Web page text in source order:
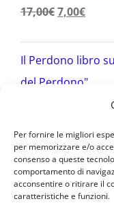
Per fornire le migliori
per memorizzare e/o
consenso a queste
comportamento di
acconsentire o ritirare il
caratteristiche e funzioni.
era:
17,00€.
è:
7,00€.
17,00€Il
originale
era:
7,00€Il
è:
7,00€.
Il Perdono libro
del Perdono"
2.00
su 5
prezzo
originale
era:
è:
Condizioni ·